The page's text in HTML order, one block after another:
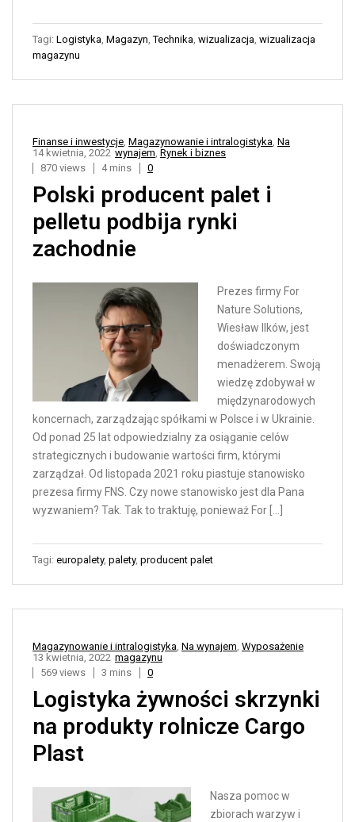
Tagi: Logistyka, Magazyn,Technika, wizualizacja, wizualizacja
magazynu
Finanse i inwestycje, Magazynowanie i intralogistyka, Na
wynajem, Rynek i biznes
14 kwietnia, 2022
870 views
4 mins 0
Polski producent palet i
pelletu podbija rynki
zachodnie
Prezes firmy For
Nature Solutions,
Wiesław Ilków, jest
doświadczonym
menadżerem. Swoją
wiedzę zdobywał w
międzynarodowych
koncernach, zarządzając spółkami w Polsce i w Ukrainie.
Od ponad 25 lat odpowiedzialny za osiąganie celów
strategicznych i budowanie wartości firm, którymi
zarządzał. Od listopada 2021 roku piastuje stanowisko
prezesa firmy FNS. Czy nowe stanowisko jest dla Pana
wyzwaniem? Tak. Tak to traktuję, ponieważ For […]
Tagi: europalety, palety, producent palet
Magazynowanie i intralogistyka, Na wynajem, Wyposażenie
magazynu
13 kwietnia, 2022
569 views
3 mins 0
Logistyka żywności skrzynki
na produkty rolnicze Cargo
Plast
Nasza pomoc w
zbiorach warzyw i